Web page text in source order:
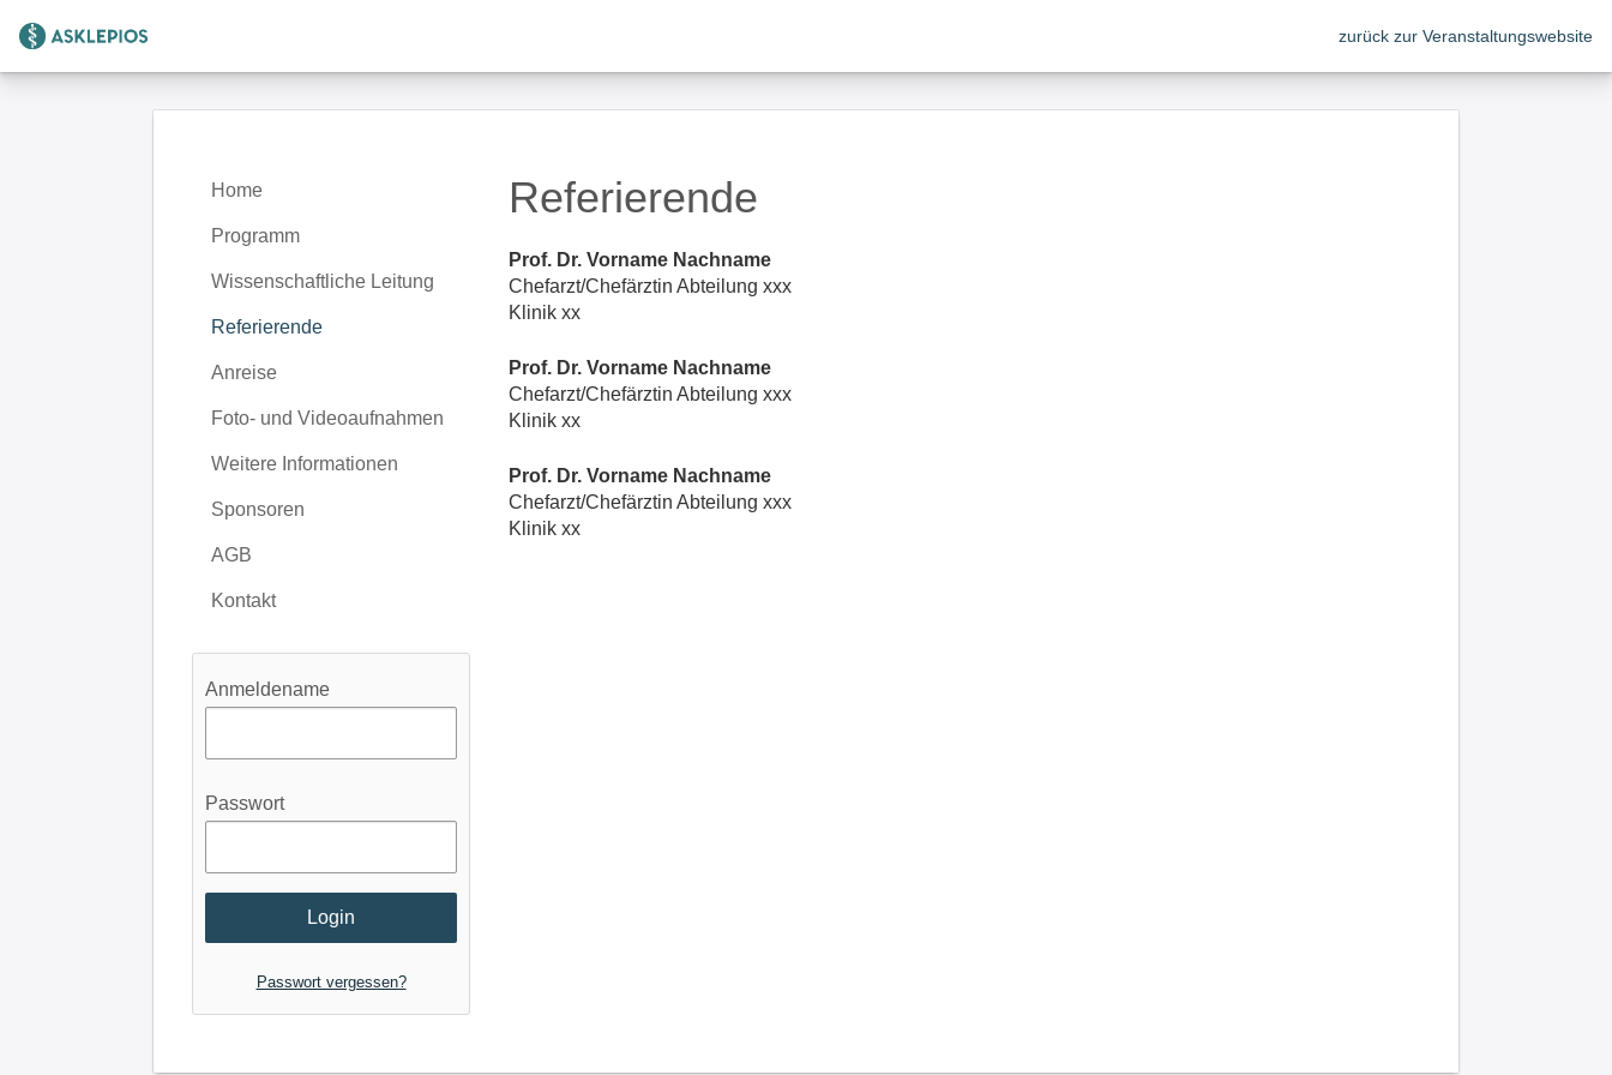
Zur Startseite zurück zur Veranstaltungswebsite
Home
Programm
Wissenschaftliche Leitung
Referierende
Anreise
Foto- und Videoaufnahmen
Weitere Informationen
Sponsoren
AGB
Kontakt
Anmeldename
Passwort
Passwort vergessen?
Referierende
Prof. Dr. Vorname Nachname
Chefarzt/Chefärztin Abteilung xxx
Klinik xx
Prof. Dr. Vorname Nachname
Chefarzt/Chefärztin Abteilung xxx
Klinik xx
Prof. Dr. Vorname Nachname
Chefarzt/Chefärztin Abteilung xxx
Klinik xx